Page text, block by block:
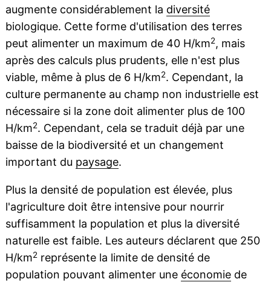
augmente considérablement la diversité
biologique. Cette forme d'utilisation des terres
peut alimenter un maximum de 40 H/km2, mais
après des calculs plus prudents, elle n'est plus
viable, même à plus de 6 H/km2. Cependant, la
culture permanente au champ non industrielle est
nécessaire si la zone doit alimenter plus de 100
H/km2. Cependant, cela se traduit déjà par une
baisse de la biodiversité et un changement
important du paysage.
Plus la densité de population est élevée, plus
l'agriculture doit être intensive pour nourrir
suffisamment la population et plus la diversité
naturelle est faible. Les auteurs déclarent que 250
H/km2représente la limite de densité de
population pouvant alimenter une économiede